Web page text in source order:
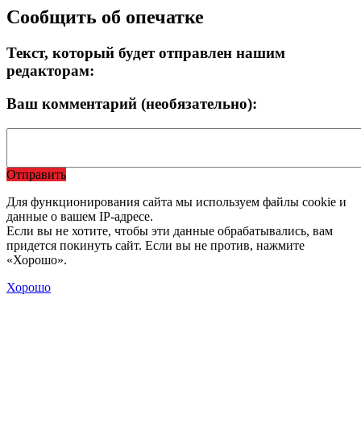
Сообщить об опечатке
Текст, который будет отправлен нашим
редакторам:
Ваш комментарий (необязательно):
Отправить
Для функционирования сайта мы используем файлы cookie и
данные о вашем IP-адресе.
Если вы не хотите, чтобы эти данные обрабатывались, вам
придется покинуть сайт. Если вы не против, нажмите
«Хорошо».
Хорошо